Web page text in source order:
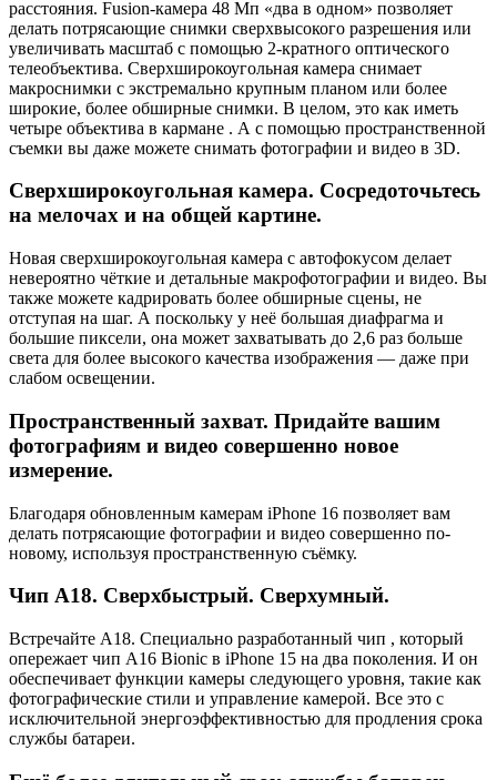
расстояния. Fusion-камера 48 Мп «два в одном» позволяет
делать потрясающие снимки сверхвысокого разрешения или
увеличивать масштаб с помощью 2-кратного оптического
телеобъектива. Сверхширокоугольная камера снимает
макроснимки с экстремально крупным планом или более
широкие, более обширные снимки. В целом, это как иметь
четыре объектива в кармане . А с помощью пространственной
съемки вы даже можете снимать фотографии и видео в 3D.
Сверхширокоугольная камера. Сосредоточьтесь
на мелочах и на общей картине.
Новая сверхширокоугольная камера с автофокусом делает
невероятно чёткие и детальные макрофотографии и видео. Вы
также можете кадрировать более обширные сцены, не
отступая на шаг. А поскольку у неё большая диафрагма и
большие пиксели, она может захватывать до 2,6 раз больше
света для более высокого качества изображения — даже при
слабом освещении.
Пространственный захват. Придайте вашим
фотографиям и видео совершенно новое
измерение.
Благодаря обновленным камерам iPhone 16 позволяет вам
делать потрясающие фотографии и видео совершенно по-
новому, используя пространственную съёмку.
Чип А18. Сверхбыстрый. Сверхумный.
Встречайте A18. Специально разработанный чип , который
опережает чип A16 Bionic в iPhone 15 на два поколения. И он
обеспечивает функции камеры следующего уровня, такие как
фотографические стили и управление камерой. Все это с
исключительной энергоэффективностью для продления срока
службы батареи.